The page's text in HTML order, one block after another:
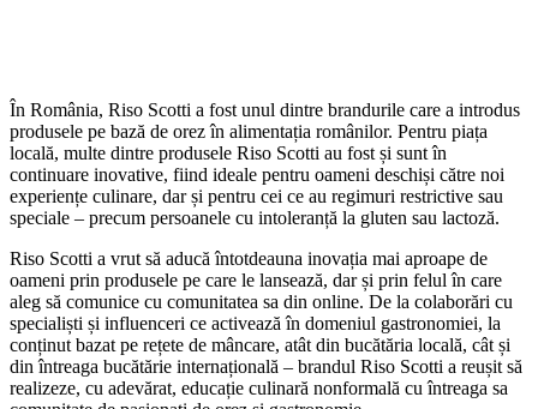
În România, Riso Scotti a fost unul dintre brandurile care a introdus
produsele pe bază de orez în alimentația românilor. Pentru piața
locală, multe dintre produsele Riso Scotti au fost și sunt în
continuare inovative, fiind ideale pentru oameni deschiși către noi
experiențe culinare, dar și pentru cei ce au regimuri restrictive sau
speciale – precum persoanele cu intoleranță la gluten sau lactoză.
Riso Scotti a vrut să aducă întotdeauna inovația mai aproape de
oameni prin produsele pe care le lansează, dar și prin felul în care
aleg să comunice cu comunitatea sa din online. De la colaborări cu
specialiști și influenceri ce activează în domeniul gastronomiei, la
conținut bazat pe rețete de mâncare, atât din bucătăria locală, cât și
din întreaga bucătărie internațională – brandul Riso Scotti a reușit să
realizeze, cu adevărat, educație culinară nonformală cu întreaga sa